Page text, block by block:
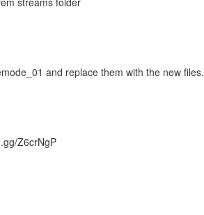
and replace them with the new files.
Z6crNgP